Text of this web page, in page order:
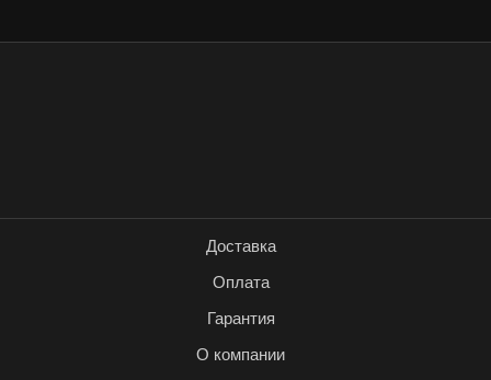
Доставка
Оплата
Гарантия
О компании